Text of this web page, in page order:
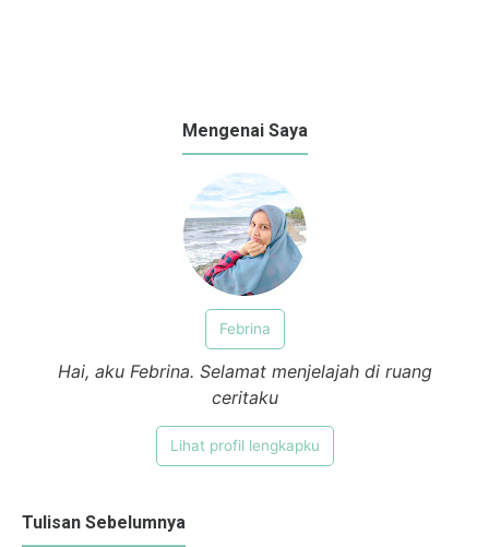
Mengenai Saya
Febrina
Hai, aku Febrina. Selamat menjelajah di ruang
ceritaku
Lihat profil lengkapku
Tulisan Sebelumnya